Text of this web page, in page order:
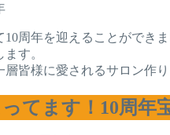
周年を迎えることができま
す。
層皆様に愛されるサロン作
てます！10周年